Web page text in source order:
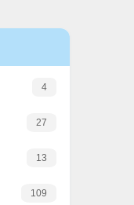
4
27
13
109